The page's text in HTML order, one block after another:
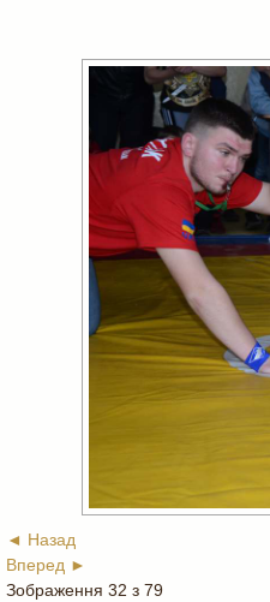
◄ Назад
Вперед ►
Зображення 32 з 79